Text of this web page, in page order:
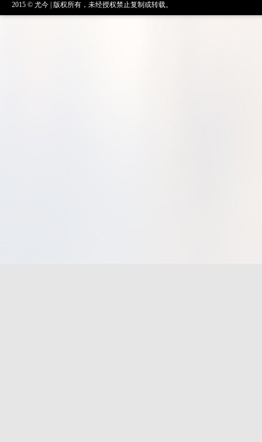
2015 © 尤今 | 版权所有，未经授权禁止复制或转载。